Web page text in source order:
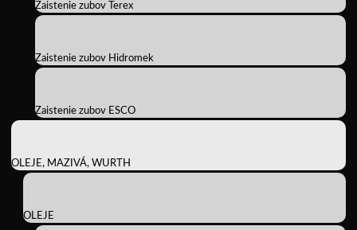
Zaistenie zubov Terex
Zaistenie zubov Hidromek
Zaistenie zubov ESCO
OLEJE, MAZIVÁ, WURTH
OLEJE